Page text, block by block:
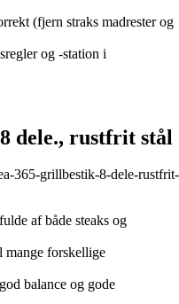
(fjern straks madrester og
og -station i
dele., rustfrit stål
365-grillbestik-8-dele-rustfrit-
af både steaks og
mange forskellige
balance og gode